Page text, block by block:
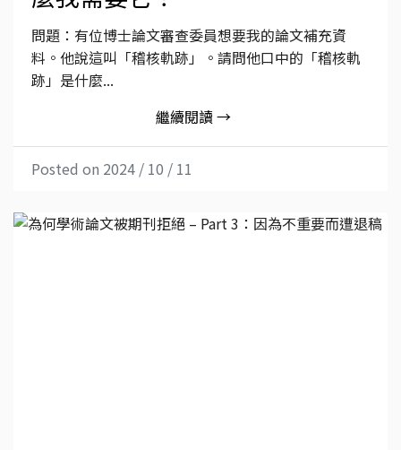
問題：有位博士論文審查委員想要我的論文補充資
料。他說這叫「稽核軌跡」。請問他口中的「稽核軌
跡」是什麼...
繼續閱讀 →
Posted on 2024 / 10 / 11